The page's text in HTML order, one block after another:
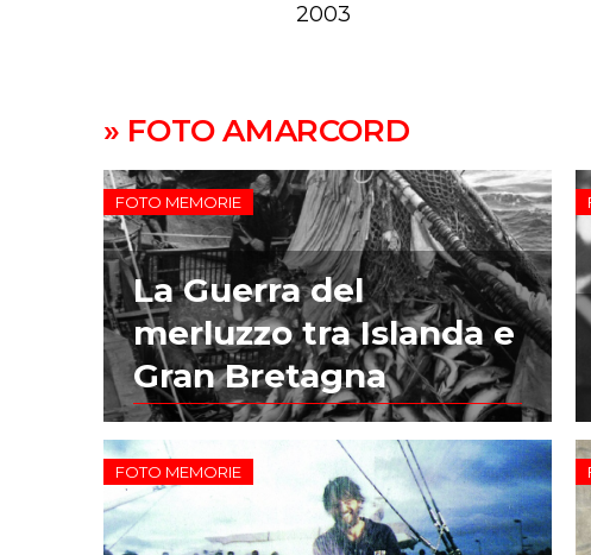
2003
» FOTO AMARCORD
FOTO MEMORIE
La Guerra del
merluzzo tra Islanda e
Gran Bretagna
FOTO MEMORIE